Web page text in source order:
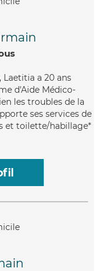
a 20 ans
d'Aide Médico-
les troubles de la
ses services de
et toilette/habillage*